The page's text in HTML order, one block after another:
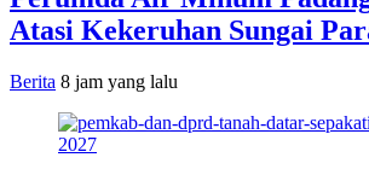
Atasi Kekeruhan Sungai
Berita 8 jam yang lalu